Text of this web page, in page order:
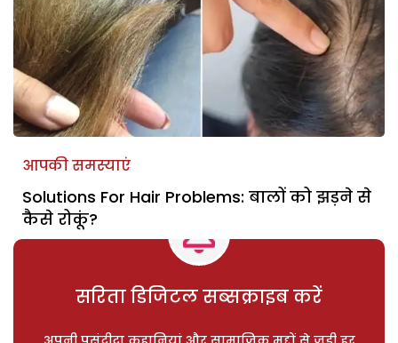
आपकी समस्याएं
Solutions For Hair Problems: बालों को झड़ने से
कैसे रोकूं?
सरिता डिजिटल सब्सक्राइब करें